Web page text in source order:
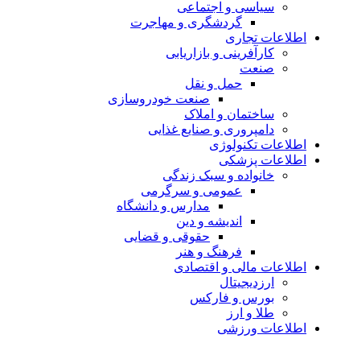
سیاسی و اجتماعی
گردشگری و مهاجرت
اطلاعات تجاری
کارآفرینی و بازاریابی
صنعت
حمل و نقل
صنعت خودروسازی
ساختمان و املاک
دامپروری و صنایع غذایی
اطلاعات تکنولوژی
اطلاعات پزشکی
خانواده و سبک زندگی
عمومی و سرگرمی
مدارس و دانشگاه
اندیشه و دین
حقوقی و قضایی
فرهنگ و هنر
اطلاعات مالی و اقتصادی
ارزدیجیتال
بورس و فارکس
طلا و ارز
اطلاعات ورزشی